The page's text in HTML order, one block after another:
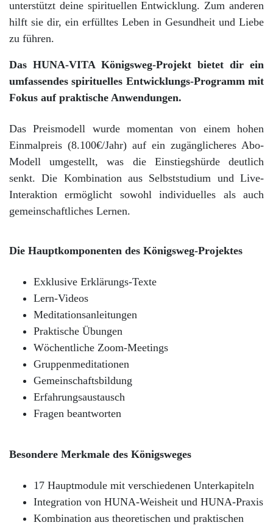
unterstützt deine spirituellen Entwicklung. Zum anderen
hilft sie dir, ein erfülltes Leben in Gesundheit und Liebe
zu führen.
Das HUNA-VITA Königsweg-Projekt bietet dir ein
umfassendes spirituelles Entwicklungs-Programm mit
Fokus auf praktische Anwendungen.
Das Preismodell wurde momentan von einem hohen
Einmalpreis (8.100€/Jahr) auf ein zugänglicheres Abo-
Modell umgestellt, was die Einstiegshürde deutlich
senkt. Die Kombination aus Selbststudium und Live-
Interaktion ermöglicht sowohl individuelles als auch
gemeinschaftliches Lernen.
Die Hauptkomponenten des Königsweg-Projektes
Exklusive Erklärungs-Texte
Lern-Videos
Meditationsanleitungen
Praktische Übungen
Wöchentliche Zoom-Meetings
Gruppenmeditationen
Gemeinschaftsbildung
Erfahrungsaustausch
Fragen beantworten
Besondere Merkmale des Königsweges
17 Hauptmodule mit verschiedenen Unterkapiteln
Integration von HUNA-Weisheit und HUNA-Praxis
Kombination aus theoretischen und praktischen